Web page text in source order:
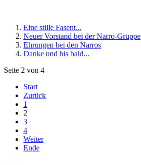
Eine stille Fasent...
Neuer Vorstand bei der Narro-Gruppe
Ehrungen bei den Narros
Danke und bis bald...
Seite 2 von 4
Start
Zurück
1
2
3
4
Weiter
Ende